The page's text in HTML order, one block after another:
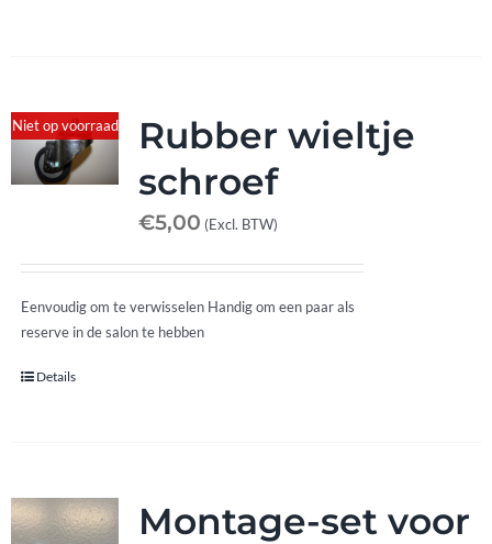
Niet op voorraad
Rubber wieltje
schroef
€5,00 (Excl. BTW)
Eenvoudig om te verwisselen Handig om een paar als
reserve in de salon te hebben
Details
Montage-set voor